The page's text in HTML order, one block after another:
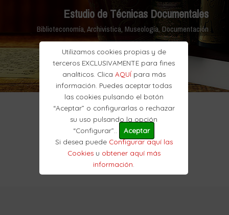
Utilizamos cookies propias y de
terceros EXCLUSIVAMENTE para fines
analíticos. Clica AQUÍpara más
información. Puedes aceptar todas
las cookies pulsando el botón
“Aceptar” o configurarlas o rechazar
su uso pulsando la opción
“Configurar”..
Aceptar
Si desea puede Configurar aquí las
Cookiesu obtener aquí más
información.
Estudio de Técnicas Documentales
Biblioteconomía, Archivistica, Museología, Documentación